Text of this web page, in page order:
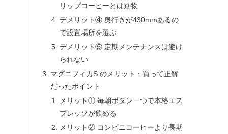
リップコーヒーとは別物
デメリット④ 奥行きが430mmあるの
で設置場所を選ぶ
デメリット⑤ 定期メンテナンスは避け
られない
マグニフィカS のメリット・買って正解
だったポイント
メリット① 毎朝ボタン一つで本格エス
プレッソが飲める
メリット② コンビニコーヒーより長期